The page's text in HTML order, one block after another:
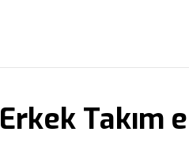
Erkek Takım